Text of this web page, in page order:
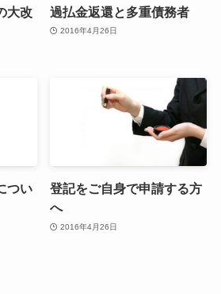
大改
過払金返還と多重債務者
2016年4月26日
つい
登記をご自身で申請する方
へ
2016年4月26日